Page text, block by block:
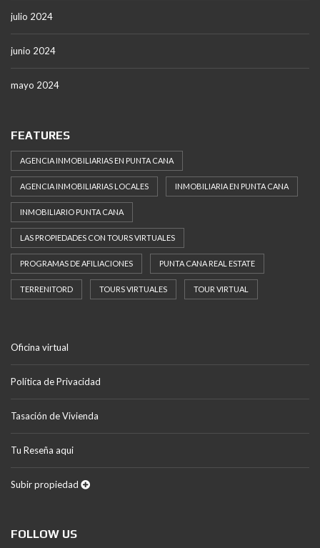
julio 2024
junio 2024
mayo 2024
FEATURES
AGENCIA INMOBILIARIAS EN PUNTA CANA
AGENCIA INMOBILIARIAS LOCALES INMOBILIARIA EN PUNTA CANA
INMOBILIARIO PUNTA CANA
LAS PROPIEDADES CON TOURS VIRTUALES
PROGRAMAS DE AFILIACIONES PUNTA CANA REAL ESTATE
TERRENITORD TOURS VIRTUALES TOUR VIRTUAL
Oficina virtual
Política de Privacidad
Tasación de Vivienda
Tu Reseña aqui
Subir propiedad
FOLLOW US